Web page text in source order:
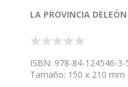
LA PROVINCIA
ISBN: 978-84-124546-
Tamaño: 150 x 210 mm